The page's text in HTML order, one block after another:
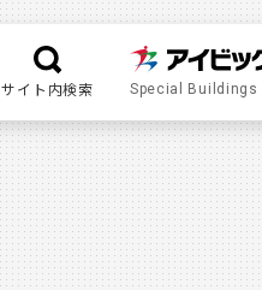
サイト内検索 Special Buildings